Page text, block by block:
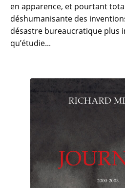
en apparence, et pourtant
déshumanisante des
désastre bureaucratique plus
qu’étudie...